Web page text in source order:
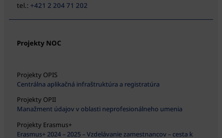
tel.: +421 2 204 71 202
Projekty NOC
Projekty OPIS
Centrálna aplikačná infraštruktúra a registratúra
Projekty OPII
Manažment údajov v oblasti neprofesionálneho umenia
Projekty Erasmus+
Erasmus+ 2024 – 2025 – Vzdelávanie zamestnancov – cesta k